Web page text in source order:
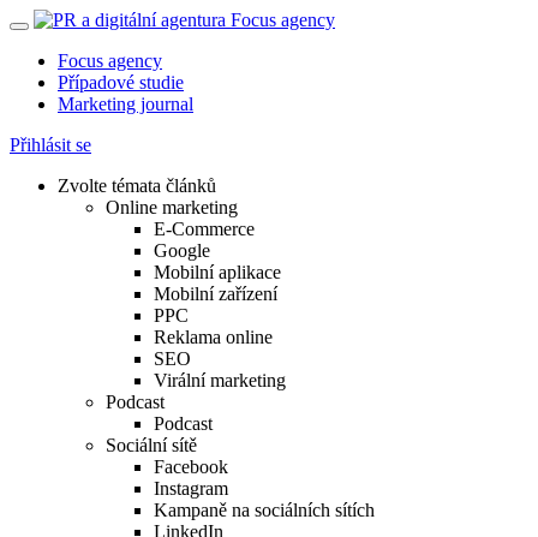
Focus agency
Případové studie
Marketing journal
Přihlásit se
Zvolte témata článků
Online marketing
E-Commerce
Google
Mobilní aplikace
Mobilní zařízení
PPC
Reklama online
SEO
Virální marketing
Podcast
Podcast
Sociální sítě
Facebook
Instagram
Kampaně na sociálních sítích
LinkedIn